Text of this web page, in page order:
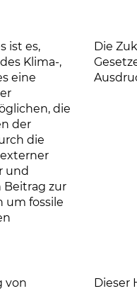
ist es,
Klima-,
eine
die
der
die
und
Beitrag zur
um fossile
Die
von
Dieser